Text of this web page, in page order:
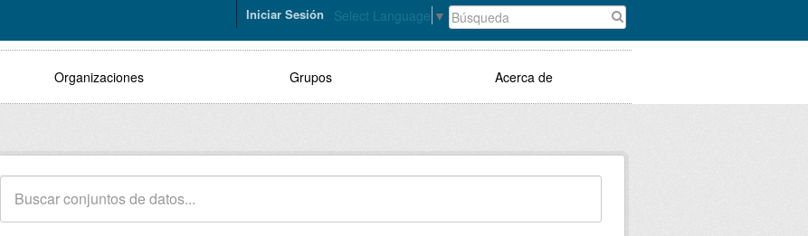
Select Language ▼
Iniciar Sesión
Organizaciones Grupos Acerca de